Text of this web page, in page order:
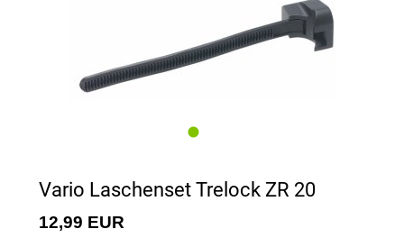
Vario Laschenset Trelock ZR 20
12,99 EUR